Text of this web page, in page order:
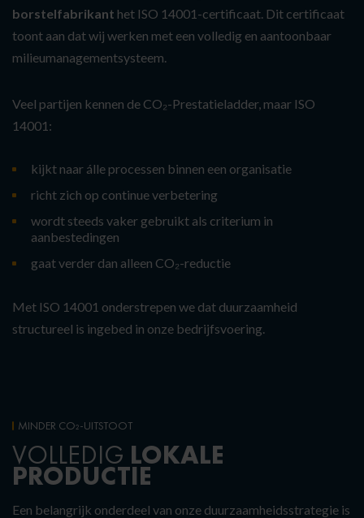
borstelfabrikant het ISO 14001-certificaat. Dit certificaat
toont aan dat wij werken met een volledig en aantoonbaar
milieumanagementsysteem.
Veel partijen kennen de CO₂-Prestatieladder, maar ISO
14001:
kijkt naar álle processen binnen een organisatie
richt zich op continue verbetering
wordt steeds vaker gebruikt als criterium in
aanbestedingen
gaat verder dan alleen CO₂-reductie
Met ISO 14001 onderstrepen we dat duurzaamheid
structureel is ingebed in onze bedrijfsvoering.
MINDER CO₂-UITSTOOT
VOLLEDIG LOKALE
PRODUCTIE
Een belangrijk onderdeel van onze duurzaamheidsstrategie is